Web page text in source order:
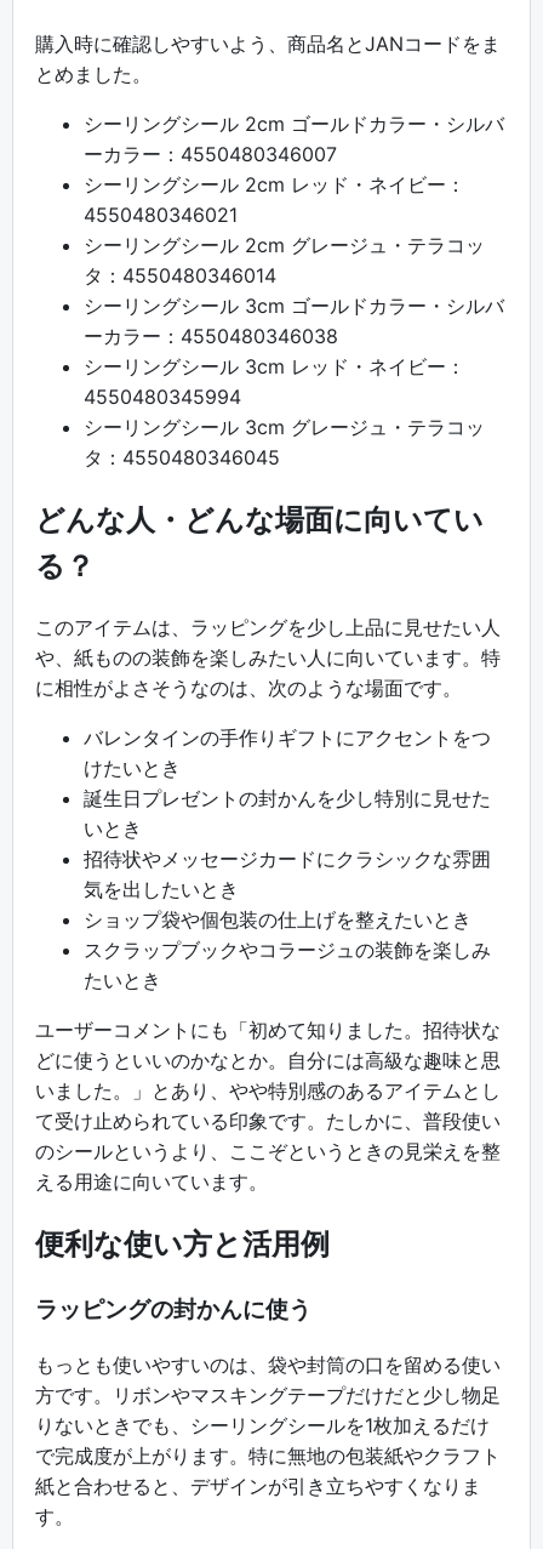
購入時に確認しやすいよう、商品名とJANコードをま
とめました。
シーリングシール 2cm ゴールドカラー・シルバ
ーカラー：4550480346007
シーリングシール 2cm レッド・ネイビー：
4550480346021
シーリングシール 2cm グレージュ・テラコッ
タ：4550480346014
シーリングシール 3cm ゴールドカラー・シルバ
ーカラー：4550480346038
シーリングシール 3cm レッド・ネイビー：
4550480345994
シーリングシール 3cm グレージュ・テラコッ
タ：4550480346045
どんな人・どんな場面に向いてい
る？
このアイテムは、ラッピングを少し上品に見せたい人
や、紙ものの装飾を楽しみたい人に向いています。特
に相性がよさそうなのは、次のような場面です。
バレンタインの手作りギフトにアクセントをつ
けたいとき
誕生日プレゼントの封かんを少し特別に見せた
いとき
招待状やメッセージカードにクラシックな雰囲
気を出したいとき
ショップ袋や個包装の仕上げを整えたいとき
スクラップブックやコラージュの装飾を楽しみ
たいとき
ユーザーコメントにも「初めて知りました。招待状な
どに使うといいのかなとか。自分には高級な趣味と思
いました。」とあり、やや特別感のあるアイテムとし
て受け止められている印象です。たしかに、普段使い
のシールというより、ここぞというときの見栄えを整
える用途に向いています。
便利な使い方と活用例
ラッピングの封かんに使う
もっとも使いやすいのは、袋や封筒の口を留める使い
方です。リボンやマスキングテープだけだと少し物足
りないときでも、シーリングシールを1枚加えるだけ
で完成度が上がります。特に無地の包装紙やクラフト
紙と合わせると、デザインが引き立ちやすくなりま
す。